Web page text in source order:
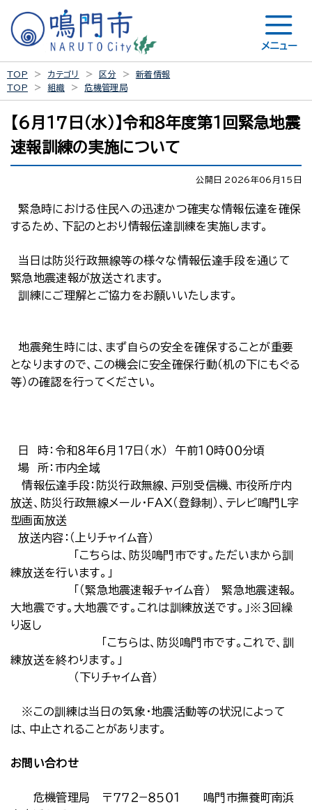
メニュー
TOP カテゴリ 区分
新着情報
TOP
組織 危機管理局
【６月１７日（水）】令和８年度第１回緊急地震
速報訓練の実施について
公開日 2026年06月15日
緊急時における住民への迅速かつ確実な情報伝達を確保
するため、下記のとおり情報伝達訓練を実施します。
当日は防災行政無線等の様々な情報伝達手段を通じて
緊急地震速報が放送されます。
訓練にご理解とご協力をお願いいたします。
地震発生時には、まず自らの安全を確保することが重要
となりますので、この機会に安全確保行動（机の下にもぐる
等）の確認を行ってください。
日 時：令和８年６月１７日（水） 午前１０時００分頃
場 所：市内全域
情報伝達手段：防災行政無線、戸別受信機、市役所庁内
放送、防災行政無線メール・ＦＡＸ（登録制）、テレビ鳴門Ｌ字
型画面放送
放送内容：（上りチャイム音）
「こちらは、防災鳴門市です。ただいまから訓
練放送を行います。」
「（緊急地震速報チャイム音） 緊急地震速報。
大地震です。大地震です。これは訓練放送です。」※３回繰
り返し
「こちらは、防災鳴門市です。これで、訓
練放送を終わります。」
（下りチャイム音）
※この訓練は当日の気象・地震活動等の状況によって
は、中止されることがあります。
お問い合わせ
危機管理局 〒７７２−８５０１ 鳴門市撫養町南浜